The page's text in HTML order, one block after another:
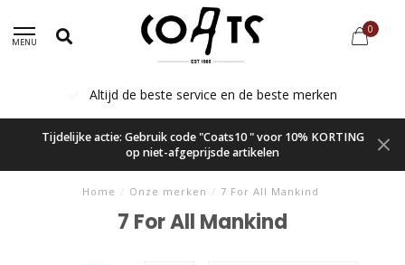
MENU
0
Altijd de beste service en de beste merken
Tijdelijke actie: Gebruik code "Coats10 " voor 10% KORTING
op niet-afgeprijsde artikelen
Home / Onze merken / 7 For All Mankind
7 For All Mankind